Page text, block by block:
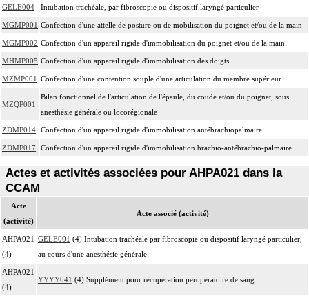
GELE004 Intubation trachéale, par fibroscopie ou dispositif laryngé particulier
MGMP001 Confection d'une attelle de posture ou de mobilisation du poignet et/ou de la main
MGMP002 Confection d'un appareil rigide d'immobilisation du poignet et/ou de la main
MHMP005 Confection d'un appareil rigide d'immobilisation des doigts
MZMP001 Confection d'une contention souple d'une articulation du membre supérieur
MZQP001
Bilan fonctionnel de l'articulation de l'épaule, du coude et/ou du poignet, sous
anesthésie générale ou locorégionale
ZDMP014 Confection d'un appareil rigide d'immobilisation antébrachiopalmaire
ZDMP017 Confection d'un appareil rigide d'immobilisation brachio-antébrachio-palmaire
Actes et activités associées pour AHPA021 dans la
CCAM
Acte
(activité)
Acte associé (activité)
AHPA021
(4)
GELE001 (4) Intubation trachéale par fibroscopie ou dispositif laryngé particulier,
au cours d'une anesthésie générale
AHPA021
(4)
YYYY041 (4) Supplément pour récupération peropératoire de sang